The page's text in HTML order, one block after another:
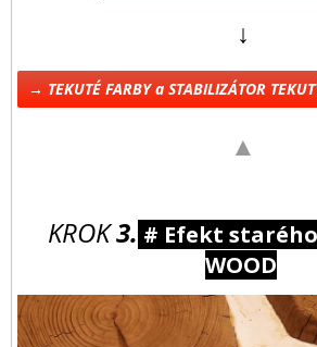
↓
→ TEKUTÉ FARBY a STABILIZÁTOR
▲
KROK3. # Efekt
WOOD